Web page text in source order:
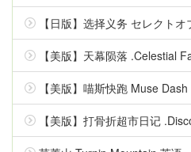
【日版】选择义务 セレクト
【美版】天幕陨落 .Celestial
【美版】喵斯快跑 Muse Dash
【美版】打骨折超市日记